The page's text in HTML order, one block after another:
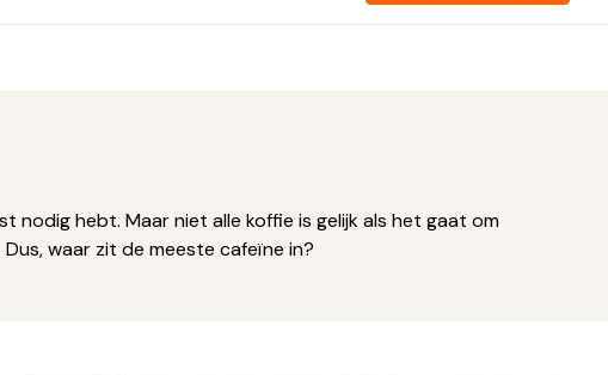
nodig hebt. Maar niet alle koffie is gelijk als het gaat om
waar zit de meeste cafeïne in?